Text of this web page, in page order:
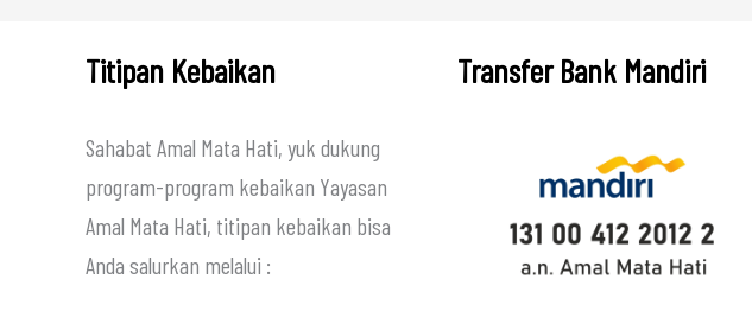
Titipan Kebaikan
Sahabat Amal Mata Hati, yuk dukung
program-program kebaikan Yayasan
Amal Mata Hati, titipan kebaikan bisa
Anda salurkan melalui :
Transfer Bank Mandiri